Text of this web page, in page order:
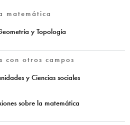
matemática
y Topología
con otros campos
y Ciencias sociales
sobre la matemática